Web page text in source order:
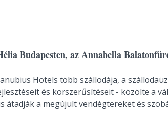
Budapesten, az Annabella
Hotels több szállodája, a
és korszerűsítéseit - közölte a
átadják a megújult vendégtereket és